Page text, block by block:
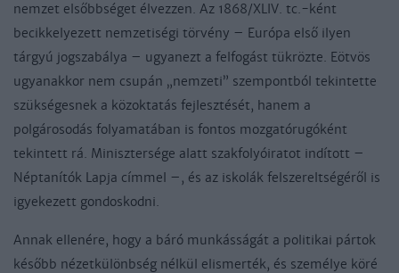
nemzet elsőbbséget élvezzen. Az 1868/XLIV. tc.-ként
becikkelyezett nemzetiségi törvény – Európa első ilyen
tárgyú jogszabálya – ugyanezt a felfogást tükrözte. Eötvös
ugyanakkor nem csupán „nemzeti” szempontból tekintette
szükségesnek a közoktatás fejlesztését, hanem a
polgárosodás folyamatában is fontos mozgatórugóként
tekintett rá. Minisztersége alatt szakfolyóiratot indított –
Néptanítók Lapja címmel –, és az iskolák felszereltségéről is
igyekezett gondoskodni.
Annak ellenére, hogy a báró munkásságát a politikai pártok
később nézetkülönbség nélkül elismerték, és személye köré